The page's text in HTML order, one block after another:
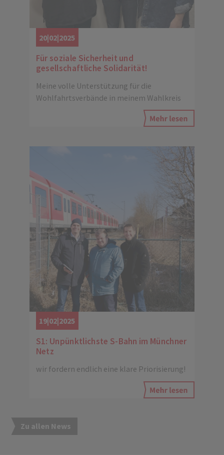
20|02|2025
Für soziale Sicherheit und
gesellschaftliche Solidarität!
Meine volle Unterstützung für die
Wohlfahrtsverbände in meinem Wahlkreis
19|02|2025
S1: Unpünktlichste S-Bahn im Münchner
Netz
wir fordern endlich eine klare Priorisierung!
Zu allen News